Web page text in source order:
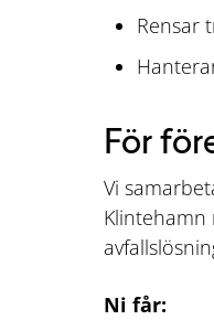
Rensar
För
Vi
Klintehamn
Ni får: